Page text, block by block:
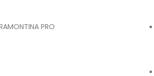
PRO